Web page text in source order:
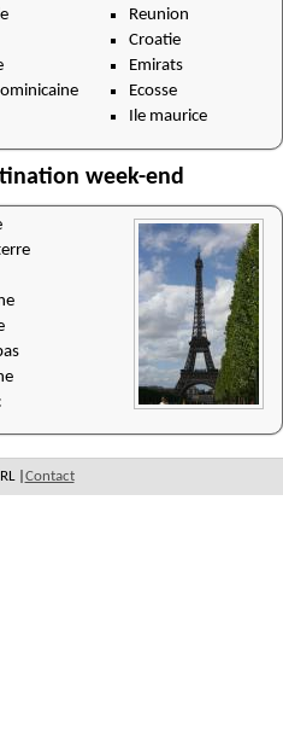
Reunion
Croatie
Emirats
Ecosse
Ile maurice
week-end
| Contact